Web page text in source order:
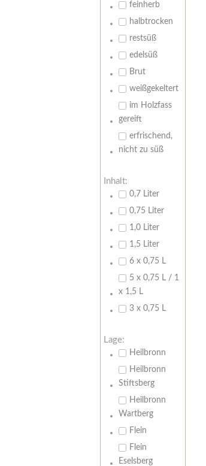
feinherb
halbtrocken
restsüß
edelsüß
Brut
weißgekeltert
im Holzfass
gereift
erfrischend,
nicht zu süß
Inhalt:
0,7 Liter
0,75 Liter
1,0 Liter
1,5 Liter
6 x 0,75 L
5 x 0,75 L / 1
x 1,5 L
3 x 0,75 L
Lage:
Heilbronn
Heilbronn
Stiftsberg
Heilbronn
Wartberg
Flein
Flein
Eselsberg